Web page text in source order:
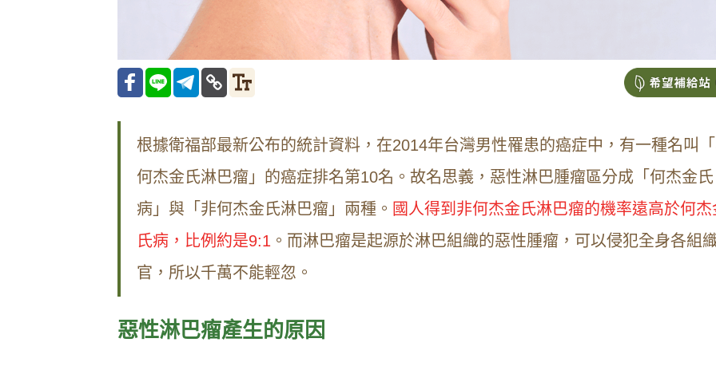
根據衛福部最新公布的統計資料，在2014年台灣男性罹患的癌症中，有一種名叫
何杰金氏淋巴瘤」的癌症排名第10名。故名思義，惡性淋巴腫瘤區分成「何杰金氏
病」與「非何杰金氏淋巴瘤」兩種。 國人得到非何杰金氏淋巴瘤的機率遠高於何杰
氏病，比例約是9:1 。而淋巴瘤是起源於淋巴組織的惡性腫瘤，可以侵犯全身各組
官，所以千萬不能輕忽。
惡性淋巴瘤產生的原因